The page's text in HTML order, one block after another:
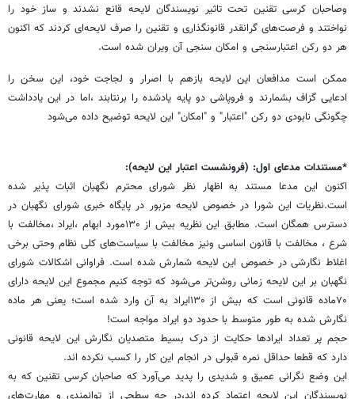
وصاحبان کرسی تقنین تحت تاثیر نویسندگان لایحه قانع نشدند و ساز خود را
نواختند و فرصت‌های گرانقدر قانونگذاری و تقنین را صرف لایحه‌ای کردند که اکنون
هر دو رکن اعتبارسنجی و امکان سنجی آن ویران شده است.
ممکن است مدافعان این لایحه بازهم با اصرار و لجاجت خود، این سخن را
ادعایی گزاف بشمارند و فروپاشی دو پایه یادشده را برنتابند ،اما در این یادداشت
چگونگی نابودی دو رکن "اعتبار" و "امکان" این لایحه توضیح داده می‌شود
*مستندات مدعای اول: (فرونشست اعتبار این لایحه):
اکنون این مدعا مستند به اظهار نظر شورای محترم نگهبان اثبات پذیر شده
است.نظریات این شورا در خصوص لایحه مزبور در پایگاه خبری شورای نگهبان در
دسترس همگان است. مطابق این نظریه بیش از ۱۳۰مورد ابهام ،ایراد ،مخالفت با
شرع ، مخالفت با قانون اساسی ونیز مخالفت با سیاست‌های کلی نظام وحتی برخی
اغلاط نگارشی در خصوص این لایحه شمارش شده است. فراوانی اشکالات شورای
نگهبان بر این لایحه زمانی روشن‌تر می‌شود که توجه کنیم مجموع این لایحه دارای
۷۰ماده قانونی است که بیش از ۱۳۰ایراد به آن وارد شده است؛ یعنی هر ماده
نگارش شده به طور متوسط با حدود دو ایراد مواجه است!
حجم پر تعداد ایرادها حکایت از درک‌ بسیط متصدیان نگارش این لایحه قانونی
دارد که قطعا حداقل نمره قبولی در انجام این کار را کسب نکرده اند.
این وضع نگرانی عمیق و شدیدی را پدید می‌آورد که صاحبان کرسی تقنین که به